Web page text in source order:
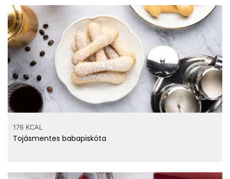
176 KCAL
Tojásmentes babapiskóta